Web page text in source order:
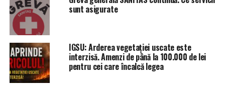
UP NEXT
Rugăciunile le-au fost ascultate
Restricții apă Fântânele
sunt asigurate
IGSU: Arderea vegetației uscate este
interzisă. Amenzi de până la 100.000 de lei
pentru cei care încalcă legea